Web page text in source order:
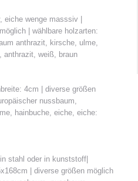
wenge masssiv |
| wählbare holzarten:
anthrazit, kirsche, ulme,
anthrazit, weiß, braun
4cm | diverse größen
nussbaum,
hainbuche, eiche, eiche:
stahl oder in kunststoff|
| diverse größen möglich